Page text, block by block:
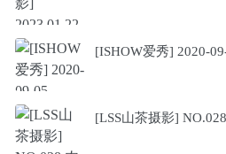
[ISHOW爱秀] 2020-
[LSS山茶摄影]